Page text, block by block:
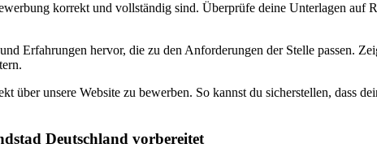
korrekt und vollständig sind. Überprüfe deine Unterlagen auf
Erfahrungen hervor, die zu den Anforderungen der Stelle passen.
über unsere Website zu bewerben. So kannst du sicherstellen, dass
Deutschland vorbereitet